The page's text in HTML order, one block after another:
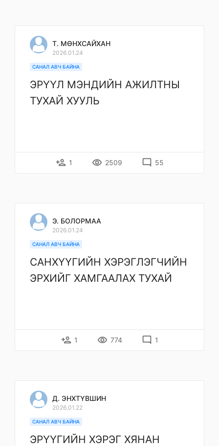
Т. МӨНХСАЙХАН
2026.01.24
САНАЛ АВЧ БАЙНА
ЭРҮҮЛ МЭНДИЙН АЖИЛТНЫ
ТУХАЙ ХУУЛЬ
person_add 1 remove_red_eye 2509 mode_comment 55
Э. БОЛОРМАА
2026.01.24
САНАЛ АВЧ БАЙНА
САНХҮҮГИЙН ХЭРЭГЛЭГЧИЙН
ЭРХИЙГ ХАМГААЛАХ ТУХАЙ
person_add 1 remove_red_eye 774 mode_comment 1
Д. ЭНХТҮВШИН
2026.01.22
САНАЛ АВЧ БАЙНА
ЭРҮҮГИЙН ХЭРЭГ ХЯНАН